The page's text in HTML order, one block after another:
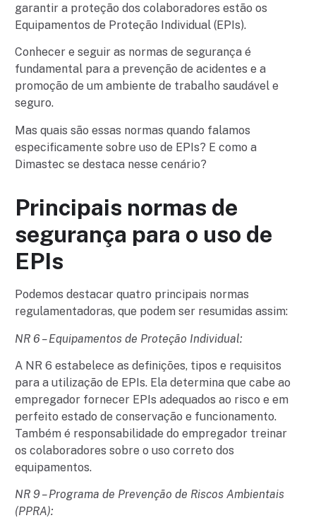
garantir a proteção dos colaboradores estão os
Equipamentos de Proteção Individual (EPIs).
Conhecer e seguir as normas de segurança é
fundamental para a prevenção de acidentes e a
promoção de um ambiente de trabalho saudável e
seguro.
Mas quais são essas normas quando falamos
especificamente sobre uso de EPIs? E como a
Dimastec se destaca nesse cenário?
Principais normas de
segurança para o uso de
EPIs
Podemos destacar quatro principais normas
regulamentadoras, que podem ser resumidas assim:
NR 6 – Equipamentos de Proteção Individual:
A NR 6 estabelece as definições, tipos e requisitos
para a utilização de EPIs. Ela determina que cabe ao
empregador fornecer EPIs adequados ao risco e em
perfeito estado de conservação e funcionamento.
Também é responsabilidade do empregador treinar
os colaboradores sobre o uso correto dos
equipamentos.
NR 9 – Programa de Prevenção de Riscos Ambientais
(PPRA):